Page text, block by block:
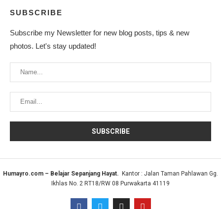
SUBSCRIBE
Subscribe my Newsletter for new blog posts, tips & new
photos. Let's stay updated!
Humayro.com – Belajar Sepanjang Hayat. Kantor : Jalan Taman Pahlawan Gg.
Ikhlas No. 2 RT18/RW 08 Purwakarta 41119